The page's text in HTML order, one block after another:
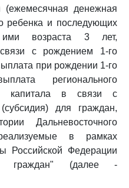
денежная
ребенка и последующих
возраста 3 лет,
с рождением 1-го
при рождении 1-го
регионального
капитала в связи с
для граждан,
Дальневосточного
в рамках
Российской Федерации
граждан" (далее -